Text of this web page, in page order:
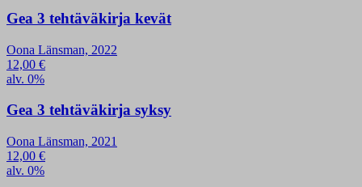
Gea 3 tehtäväkirja kevät
Oona Länsman, 2022
12,00 €
alv. 0%
Gea 3 tehtäväkirja syksy
Oona Länsman, 2021
12,00 €
alv. 0%